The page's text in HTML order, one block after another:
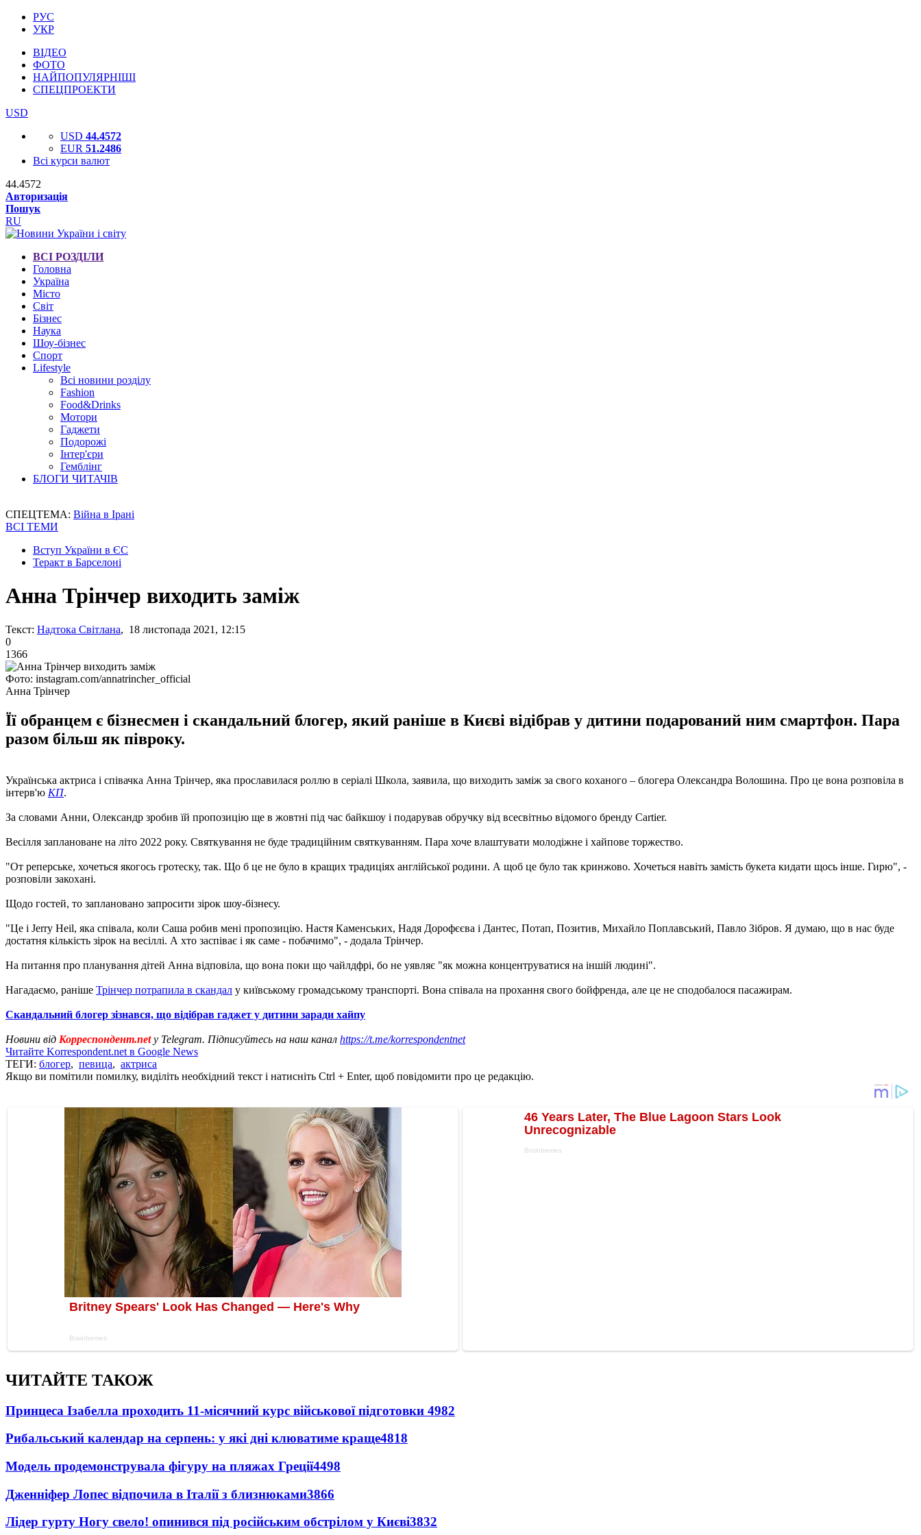
РУС
УКР
ВІДЕО
ФОТО
НАЙПОПУЛЯРНІШІ
СПЕЦПРОЕКТИ
USD
USD 44.4572
EUR 51.2486
Всі курси валют
44.4572
Авторизація
Пошук
RU
ВСІ РОЗДІЛИ
Головна
Україна
Місто
Світ
Бізнес
Наука
Шоу-бізнес
Спорт
Lifestyle
Всі новини розділу
Fashion
Food&Drinks
Мотори
Гаджети
Подорожі
Інтер'єри
Гемблінг
БЛОГИ ЧИТАЧІВ
СПЕЦТЕМА: Війна в Ірані
ВСІ ТЕМИ
Вступ України в ЄС
Теракт в Барселоні
Анна Трінчер виходить заміж
Текст: Надтока Світлана, 18 листопада 2021, 12:15
0
1366
Фото: instagram.com/annatrincher_official
Анна Трінчер
Її обранцем є бізнесмен і скандальний блогер, який раніше в Києві відібрав у дитини подарований ним смартфон. Пара
разом більш як півроку.
Українська актриса і співачка Анна Трінчер, яка прославилася роллю в серіалі Школа, заявила, що виходить заміж за свого коханого – блогера Олександра Волошина. Про це вона розповіла в
інтерв'ю КП.
За словами Анни, Олександр зробив їй пропозицію ще в жовтні під час байкшоу і подарував обручку від всесвітньо відомого бренду Cartier.
Весілля заплановане на літо 2022 року. Святкування не буде традиційним святкуванням. Пара хоче влаштувати молодіжне і хайпове торжество.
"От реперське, хочеться якогось гротеску, так. Що б це не було в кращих традиціях англійської родини. А щоб це було так кринжово. Хочеться навіть замість букета кидати щось інше. Гирю", -
розповіли закохані.
Щодо гостей, то заплановано запросити зірок шоу-бізнесу.
"Це і Jerry Heil, яка співала, коли Саша робив мені пропозицію. Настя Каменських, Надя Дорофєєва і Дантес, Потап, Позитив, Михайло Поплавський, Павло Зібров. Я думаю, що в нас буде
достатня кількість зірок на весіллі. А хто заспіває і як саме - побачимо", - додала Трінчер.
На питання про планування дітей Анна відповіла, що вона поки що чайлдфрі, бо не уявляє "як можна концентруватися на іншій людині".
Нагадаємо, раніше Трінчер потрапила в скандал у київському громадському транспорті. Вона співала на прохання свого бойфренда, але це не сподобалося пасажирам.
Скандальний блогер зізнався, що відібрав гаджет у дитини заради хайпу
Новини від Корреспондент.netу Telegram. Підписуйтесь на наш канал https://t.me/korrespondentnet
Читайте Korrespondent.net в Google News
ТЕГИ: блогер, певица, актриса
Якщо ви помітили помилку, виділіть необхідний текст і натисніть Ctrl + Enter, щоб повідомити про це редакцію.
ЧИТАЙТЕ ТАКОЖ
Принцеса Ізабелла проходить 11-місячний курс військової підготовки 4982
Рибальський календар на серпень: у які дні клюватиме краще4818
Модель продемонструвала фігуру на пляжах Греції4498
Дженніфер Лопес відпочила в Італії з близнюками3866
Лідер гурту Ногу свело! опинився під російським обстрілом у Києві3832